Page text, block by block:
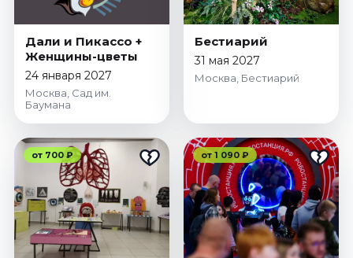
Дали и Пикассо +
Женщины-цветы
24 января 2027
Москва, Сад им.
Баумана
Бестиарий
31 мая 2027
Москва, Бестиарий
от 700 ₽ от 1 090 ₽